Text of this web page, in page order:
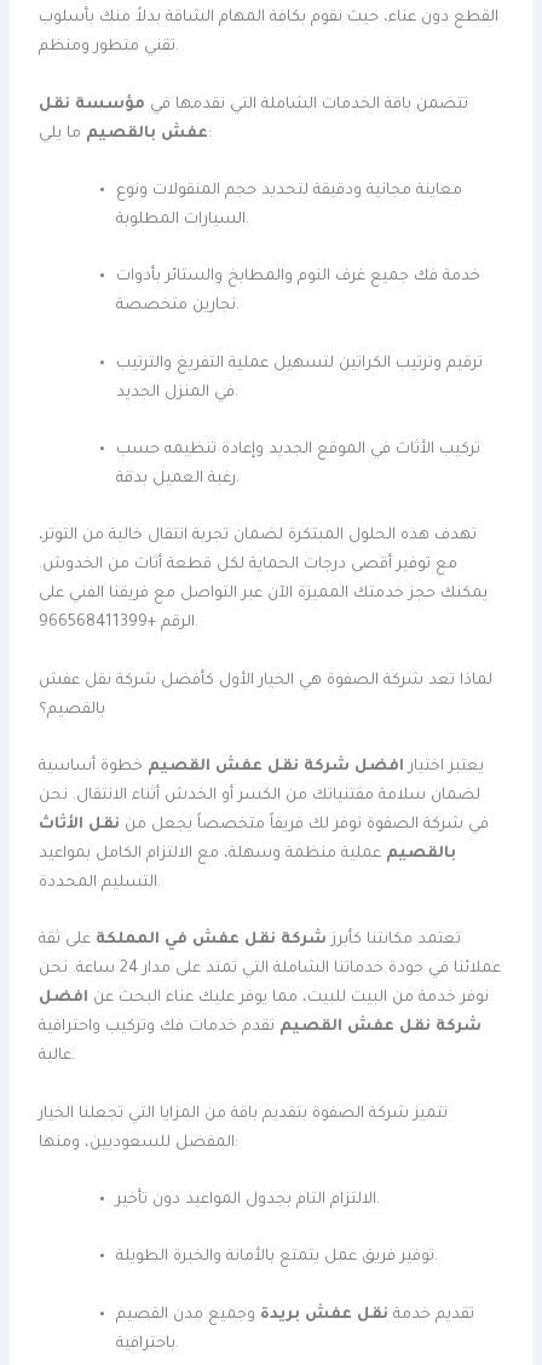
القطع دون عناء، حيث نقوم بكافة المهام الشاقة بدلاً منك بأسلوب
تقني متطور ومنظم.
تتضمن باقة الخدمات الشاملة التي نقدمها في مؤسسة نقل
عفش بالقصيمما يلي:
معاينة مجانية ودقيقة لتحديد حجم المنقولات ونوع
السيارات المطلوبة.
خدمة فك جميع غرف النوم والمطابخ والستائر بأدوات
نجارين متخصصة.
ترقيم وترتيب الكراتين لتسهيل عملية التفريغ والترتيب
في المنزل الجديد.
تركيب الأثاث في الموقع الجديد وإعادة تنظيمه حسب
رغبة العميل بدقة.
تهدف هذه الحلول المبتكرة لضمان تجربة انتقال خالية من التوتر،
مع توفير أقصى درجات الحماية لكل قطعة أثاث من الخدوش.
يمكنك حجز خدمتك المميزة الآن عبر التواصل مع فريقنا الفني على
الرقم +966568411399.
لماذا تعد شركة الصفوة هي الخيار الأول كأفضل شركة نقل عفش
بالقصيم؟
يعتبر اختيار افضل شركة نقل عفش القصيم خطوة أساسية
لضمان سلامة مقتنياتك من الكسر أو الخدش أثناء الانتقال. نحن
في شركة الصفوة نوفر لك فريقاً متخصصاً يجعل من نقل الأثاث
بالقصيم عملية منظمة وسهلة، مع الالتزام الكامل بمواعيد
التسليم المحددة.
تعتمد مكانتنا كأبرز شركة نقل عفش في المملكة على ثقة
عملائنا في جودة خدماتنا الشاملة التي تمتد على مدار 24 ساعة. نحن
نوفر خدمة من البيت للبيت، مما يوفر عليك عناء البحث عن افضل
شركة نقل عفش القصيم تقدم خدمات فك وتركيب واحترافية
عالية.
تتميز شركة الصفوة بتقديم باقة من المزايا التي تجعلنا الخيار
المفضل للسعوديين، ومنها:
الالتزام التام بجدول المواعيد دون تأخير.
توفير فريق عمل يتمتع بالأمانة والخبرة الطويلة.
تقديم خدمة نقل عفش بريدة وجميع مدن القصيم
باحترافية.